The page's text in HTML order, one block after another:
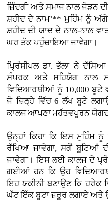
ਜ਼ਿੰਦਗੀ ਅਤੇ ਸਮਾਜ ਨਾਲ ਜੋੜਨ
ਸ਼ਹੀਦ ਦੇ ਨਾਮ’** ਮੁਹਿੰਮ ਨੂੰ ਅੱਗੇ
ਸ਼ਹੀਦ ਦੀ ਯਾਦ ਦੇ ਨਾਲ-ਨਾਲ
ਘਰ ਤੱਕ ਪਹੁੰਚਾਇਆ ਜਾਵੇਗਾ।
ਪ੍ਰਿੰਸੀਪਲ ਡਾ. ਭੱਲਾ ਨੇ
ਸੰਪਰਕ ਅਤੇ ਸਹਿਯੋਗ ਨਾਲ
ਵਿਦਿਆਰਥੀਆਂ ਨੂੰ 10,000 ਬੂਟੇ
ਜੋ ਜ਼ਿਲ੍ਹੇ ਵਿੱਚ 6 ਲੱਖ ਬੂਟੇ
ਕਾਲਜ ਆਪਣਾ ਮਹੱਤਵਪੂਰਨ
ਉਨ੍ਹਾਂ ਕਿਹਾ ਕਿ ਇਸ ਮੁਹਿੰਮ
ਰੱਖਿਆ ਜਾਵੇਗਾ, ਸਗੋਂ ਬੂਟਿਆਂ
ਜਾਵੇਗਾ। ਇਸ ਲਈ ਕਾਲਜ ਦੇ
ਗਈਆਂ ਹਨ ਕਿ ਉਹ
ਇਹ ਯਕੀਨੀ ਬਣਾਉਣ ਕਿ
ਘੱਟ ਇੱਕ ਬੂਟਾ ਜ਼ਰੂਰ ਲਗਾਏ ਅਤੇ